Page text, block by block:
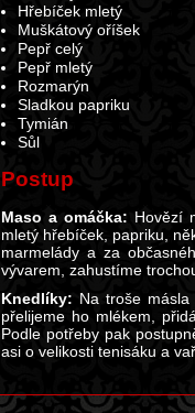
Hřebíček mletý
Muškátový oříšek
Pepř celý
Pepř mletý
Rozmarýn
Sladkou papriku
Tymián
Sůl
Postup
Maso a omáčka: Hovězí
mletý hřebíček, papriku,
marmelády a za
vývarem, zahustíme
Knedlíky: Na troše
přelijeme ho mlékem,
Podle potřeby pak
asi o velikosti tenisáku a